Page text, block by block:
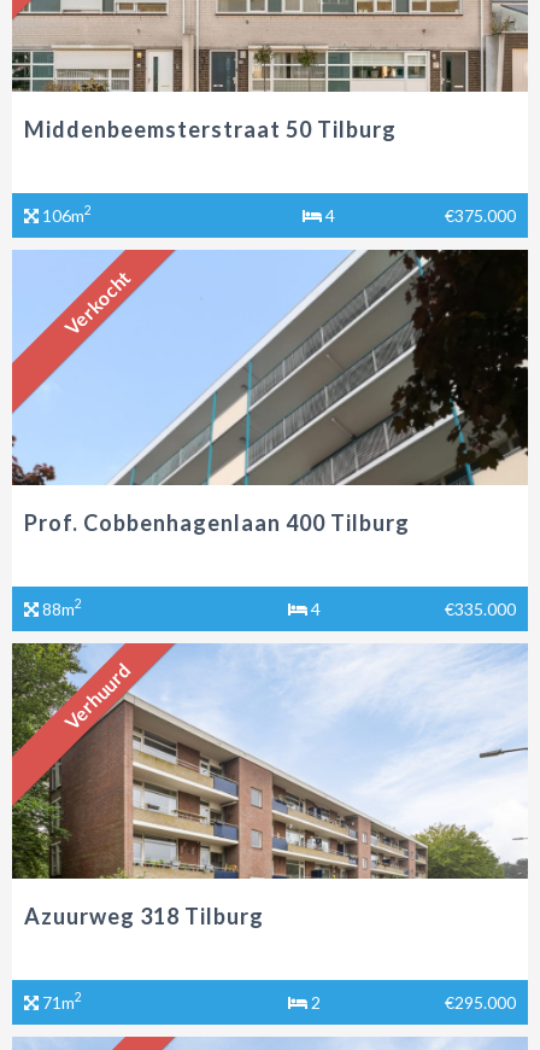
Middenbeemsterstraat 50 Tilburg
106m2 4 €375.000
Verkocht
Prof. Cobbenhagenlaan 400 Tilburg
88m2 4 €335.000
Verhuurd
Azuurweg 318 Tilburg
71m2 2 €295.000